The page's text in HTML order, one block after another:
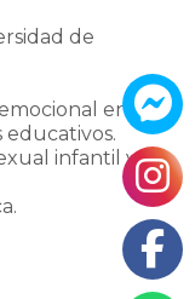
de
en
infantil y de